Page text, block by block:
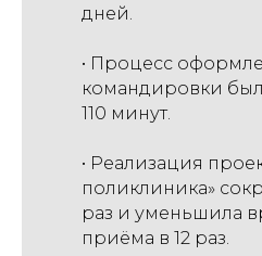
дней.
• Процесс
командировки
110 минут.
• Реализация
поликлиника»
раз и уменьшила
приёма в 12 раз.